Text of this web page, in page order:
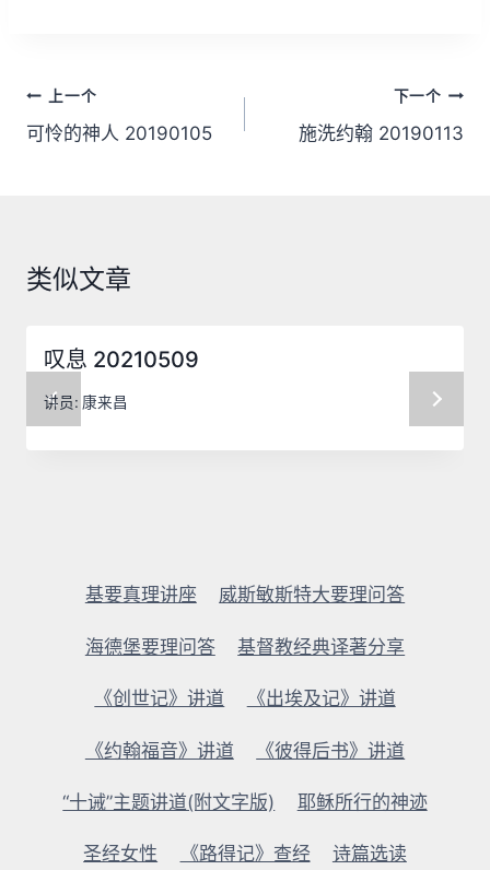
文
章
上一个
可怜的神人 20190105
下一个
施洗约翰 20190113
类似文章
叹息 20210509
讲员: 康来昌
基要真理讲座 威斯敏斯特大要理问答
海德堡要理问答 基督教经典译著分享
《创世记》讲道 《出埃及记》讲道
《约翰福音》讲道 《彼得后书》讲道
“十诫”主题讲道(附文字版) 耶稣所行的神迹
圣经女性 《路得记》查经 诗篇选读